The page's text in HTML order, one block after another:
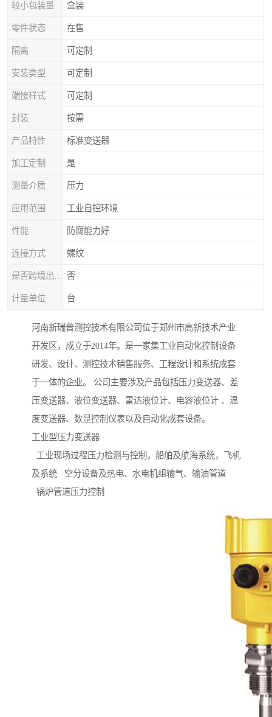
较小包装量 盒装
零件状态 在售
隔离 可定制
安装类型 可定制
端接样式 可定制
封装 按需
产品特性 标准变送器
加工定制 是
测量介质 压力
应用范围 工业自控环境
性能 防腐能力好
连接方式 螺纹
否
计量单位 台
河南新瑞普测控技术有限公司位于郑州市高新技术产业
开发区，成立于2014年。是一家集工业自动化控制设备
研发、设计、测控技术销售服务、工程设计和系统成套
于一体的企业。 公司主要涉及产品包括压力变送器、差
压变送器、液位变送器、雷达液位计、电容液位计 、温
度变送器、数显控制仪表以及自动化成套设备。
工业型压力变送器
工业现场过程压力检测与控制，船舶及航海系统，飞机
及系统 空分设备及热电、水电机组输气、输油管道
锅炉管道压力控制